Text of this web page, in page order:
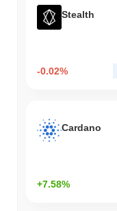
Stealth
-0.02%
Cardano
+7.58%